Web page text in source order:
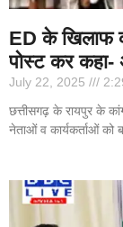
ED के खिलाफ
पोस्ट कर कहा-
July 22, 2025
छत्तीसगढ़ के रायपुर के
नेताओं व कार्यकर्ताओं को